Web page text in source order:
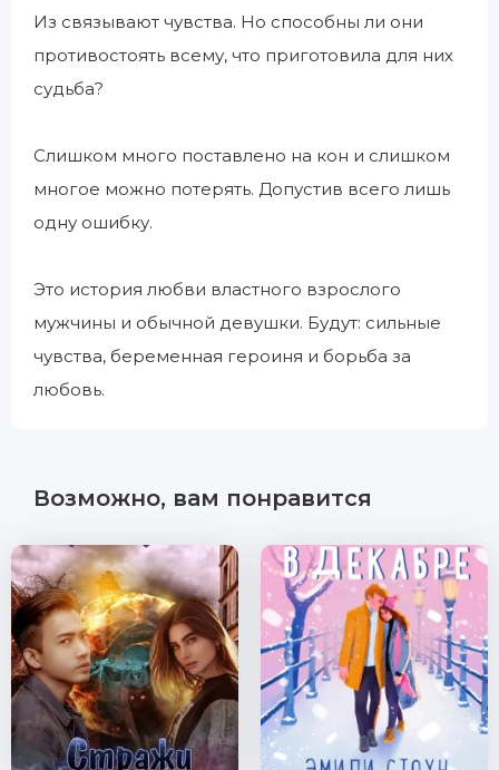
Из связывают чувства. Но способны ли они
противостоять всему, что приготовила для них
судьба?
Слишком много поставлено на кон и слишком
многое можно потерять. Допустив всего лишь
одну ошибку.
Это история любви властного взрослого
мужчины и обычной девушки. Будут: сильные
чувства, беременная героиня и борьба за
любовь.
Возможно, вам понравится